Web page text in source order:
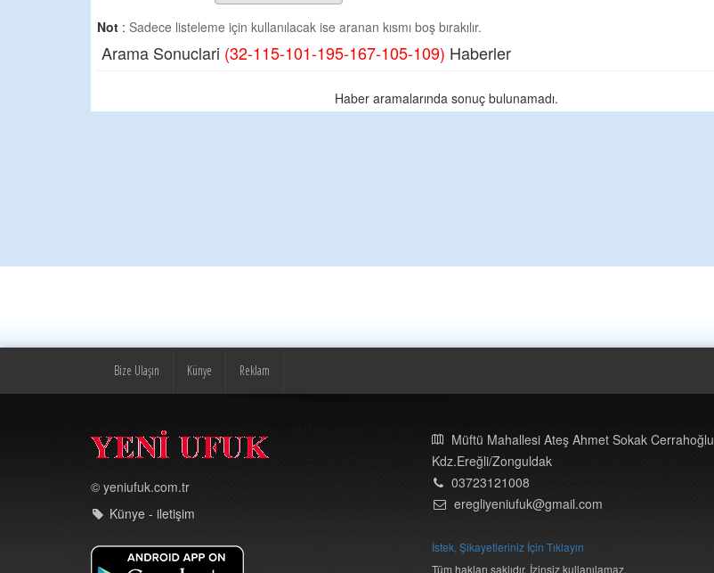
Not : Sadece listeleme için kullanılacak ise aranan kısmı boş bırakılır.
Arama Sonuclari (32-115-101-195-167-105-109) Haberler
Haber aramalarında sonuç bulunamadı.
Bize Ulaşın Künye Reklam
© yeniufuk.com.tr
Künye - iletişim
Müftü Mahallesi Ateş Ahmet Sokak
Kdz.Ereğli/Zonguldak
03723121008
eregliyeniufuk@gmail.com
İstek, Şikayetleriniz İçin Tıklayın
Tüm hakları saklıdır. İzinsiz kullanılamaz.